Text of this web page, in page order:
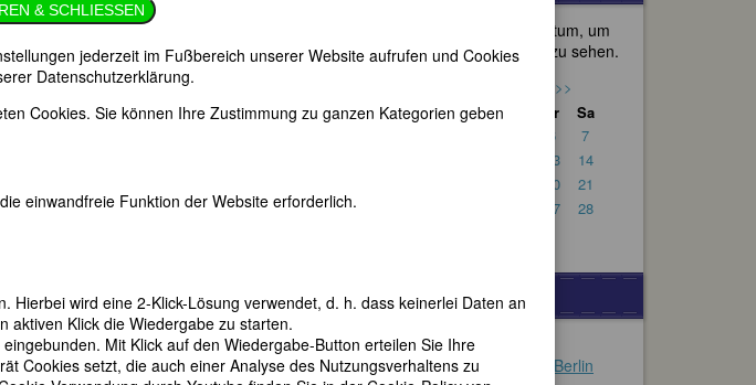
Wählen Sie ein anderes Datum, um
die passenden Gedenktage zu sehen.
>>
So
Mo Di Mi Fr
Sa
6
7
13
14
20
21
27
28
VERSCHIEDENES
Orientalische Shishas
Schönes Ferienapartment in Berlin
& SCHLIESSEN
jederzeit im Fußbereich unserer Website aufrufen und Cookies
Datenschutzerklärung.
Cookies. Sie können Ihre Zustimmung zu ganzen Kategorien geben
einwandfreie Funktion der Website erforderlich.
Hierbei wird eine 2-Klick-Lösung verwendet, d. h. dass keinerlei Daten an
aktiven Klick die Wiedergabe zu starten.
Mit Klick auf den Wiedergabe-Button erteilen Sie Ihre
Cookies setzt, die auch einer Analyse des Nutzungsverhaltens zu